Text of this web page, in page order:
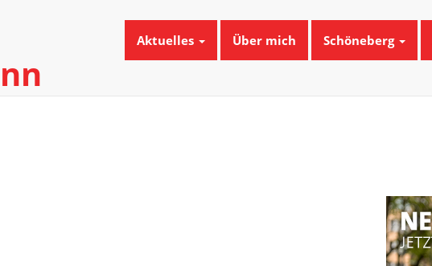
Aktuelles Über mich Schöneberg